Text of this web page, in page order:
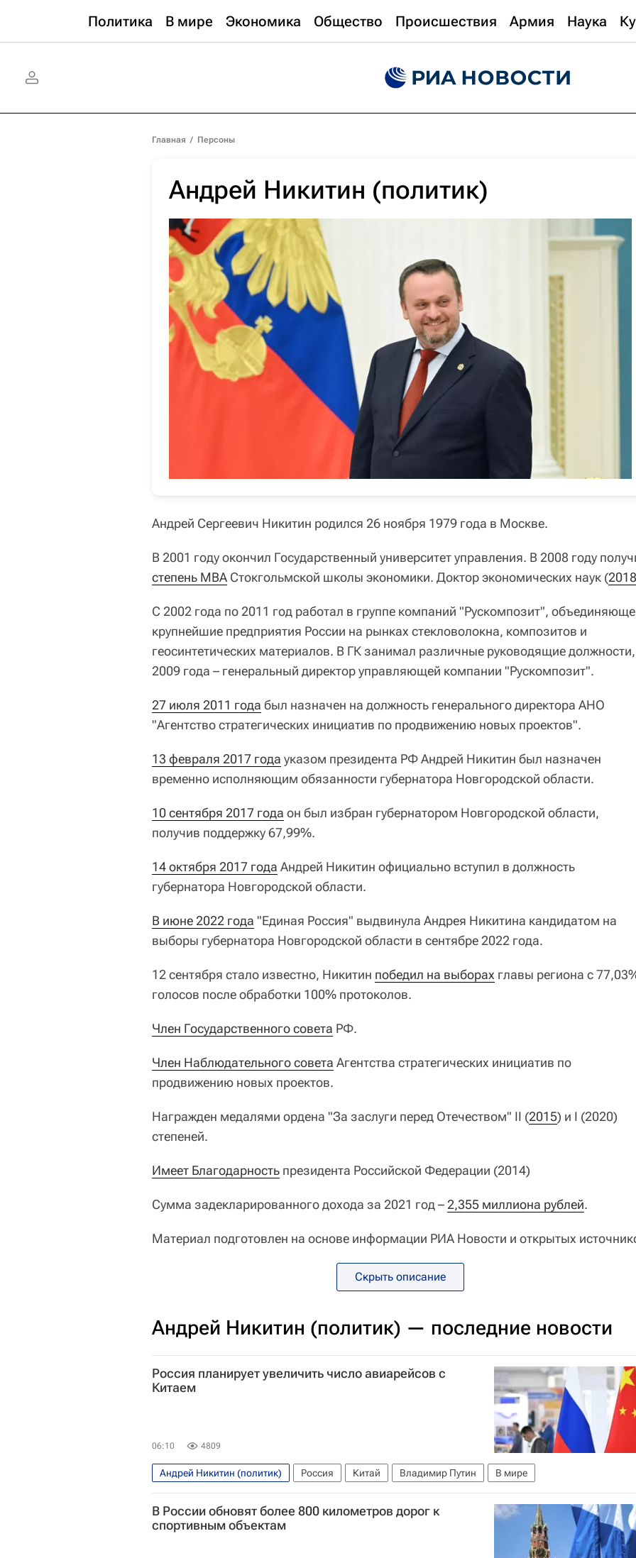
Политика В мире Экономика Общество Происшествия Армия Наука
Главная / Персоны
Андрей Никитин (политик)
Андрей Сергеевич Никитин родился 26 ноября 1979 года в Москве.
В 2001 году окончил Государственный университет управления. В 2008 году
степень MBA Стокгольмской школы экономики. Доктор экономических наук (2018
C 2002 года по 2011 год работал в группе компаний "Рускомпозит",
крупнейшие предприятия России на рынках стекловолокна, композитов и
геосинтетических материалов. В ГК занимал различные руководящие
2009 года – генеральный директор управляющей компании "Рускомпозит".
27 июля 2011 года был назначен на должность генерального директора АНО
"Агентство стратегических инициатив по продвижению новых проектов".
13 февраля 2017 года указом президента РФ Андрей Никитин был назначен
временно исполняющим обязанности губернатора Новгородской области.
10 сентября 2017 года он был избран губернатором Новгородской области,
получив поддержку 67,99%.
14 октября 2017 года Андрей Никитин официально вступил в должность
губернатора Новгородской области.
В июне 2022 года "Единая Россия" выдвинула Андрея Никитина кандидатом на
выборы губернатора Новгородской области в сентябре 2022 года.
12 сентября стало известно, Никитин победил на выборах главы региона с
голосов после обработки 100% протоколов.
Член Государственного совета РФ.
Член Наблюдательного совета Агентства стратегических инициатив по
продвижению новых проектов.
Награжден медалями ордена "За заслуги перед Отечеством" II (2015) и I (2020)
степеней.
Имеет Благодарность президента Российской Федерации (2014)
Сумма задекларированного дохода за 2021 год – 2,355 миллиона рублей.
Материал подготовлен на основе информации РИА Новости и открытых
Скрыть описание
Андрей Никитин (политик) — последние новости
Россия планирует увеличить число авиарейсов с
Китаем
06:10 4809
Андрей Никитин (политик) Россия Китай Владимир Путин В мире
В России обновят более 800 километров дорог к
спортивным объектам